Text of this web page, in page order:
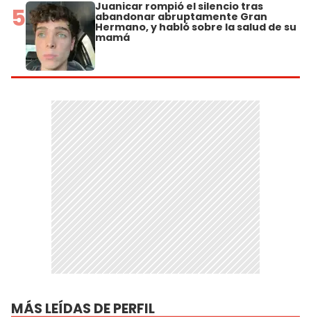
5 Juanicar rompió el silencio tras
abandonar abruptamente Gran
Hermano, y habló sobre la salud de su
mamá
MÁS LEÍDAS DE PERFIL